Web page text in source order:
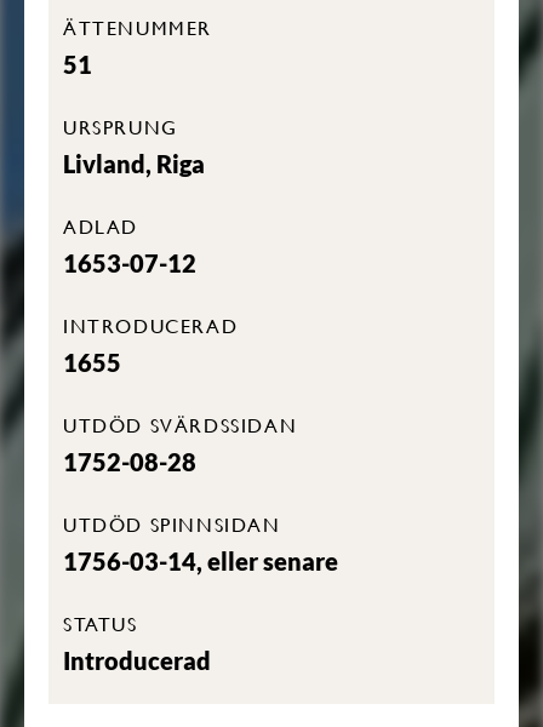
ÄTTENUMMER
51
URSPRUNG
Livland, Riga
ADLAD
1653-07-12
INTRODUCERAD
1655
UTDÖD SVÄRDSSIDAN
1752-08-28
UTDÖD SPINNSIDAN
1756-03-14, eller senare
STATUS
Introducerad